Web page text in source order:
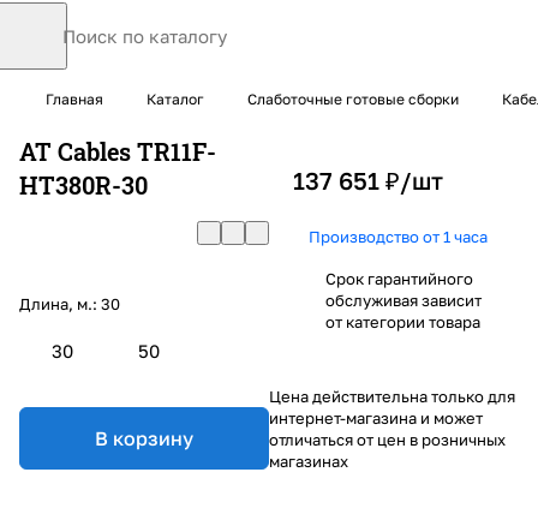
Главная Каталог Слаботочные готовые сборки
AT Cables TR11F-
HT380R-30
Длина, м.: 30
30 50
В корзину
137 651 ₽/шт
Производство от 1 часа
Срок гарантийного
обслуживая зависит
от категории товара
Цена действительна только для
интернет-магазина и может
отличаться от цен в розничных
магазинах